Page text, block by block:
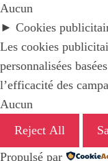
Aucun
► Cookies
Les cookies
personnalisées
l’efficacité des
Aucun
Reject All
Propulsé par